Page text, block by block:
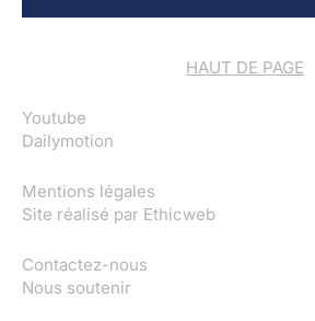
HAUT DE PAGE
Youtube
Dailymotion
Mentions légales
Site réalisé par Ethicweb
Contactez-nous
Nous soutenir